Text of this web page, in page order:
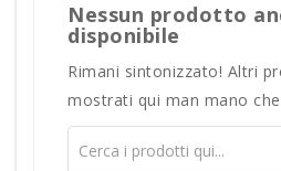
Nessun prodotto
disponibile
Rimani sintonizzato! Altri
mostrati qui man mano